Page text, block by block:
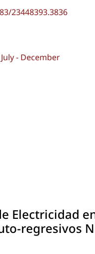
23448393.3836
- December
Electricidad
regresivos